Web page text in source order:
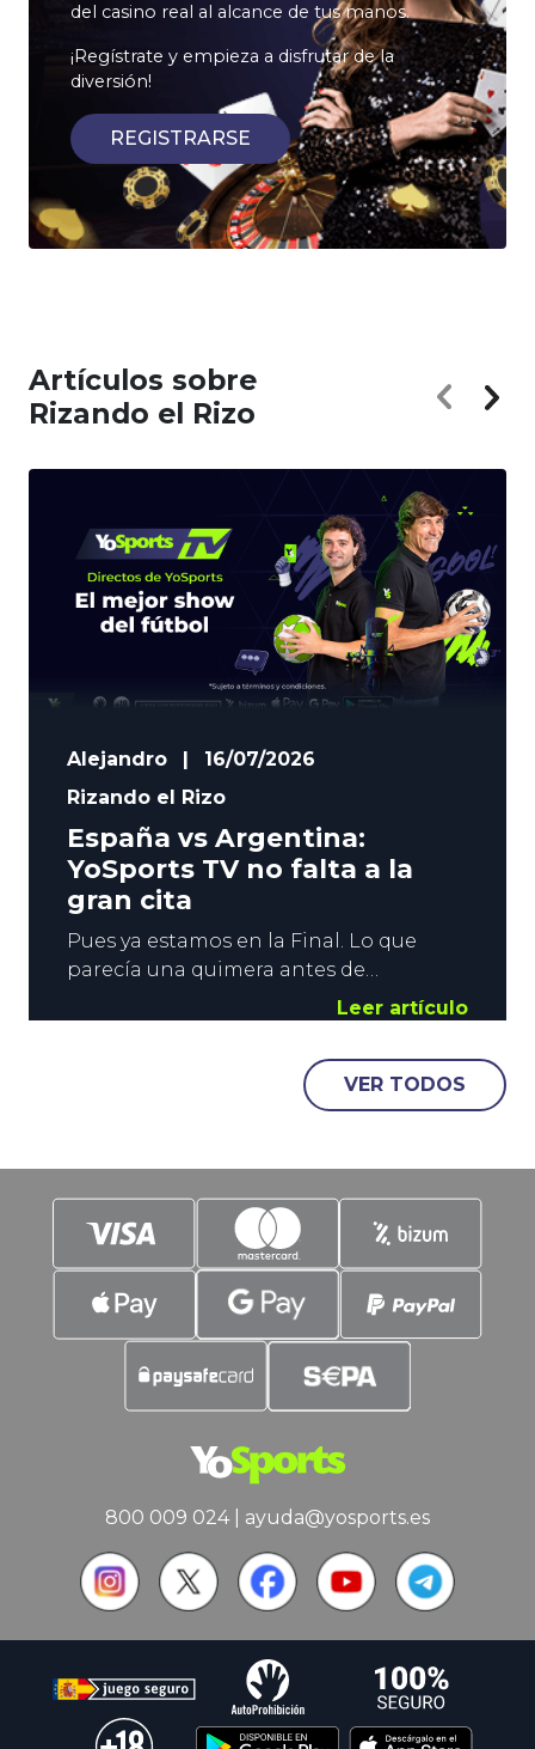
del casino real al alcance de tus manos.
¡Regístrate y empieza a disfrutar de la
diversión!
REGISTRARSE
Artículos sobre
Rizando el Rizo
Alejandro |
16/07/2026
Rizando el Rizo
España vs Argentina:
YoSports TV no falta a la
gran cita
Pues ya estamos en la Final. Lo que
parecía una quimera antes de
comenzar el campeonato, y casi un
imposible tras el debut ante Cabo
Verde, ha llegado. La Roja se mide a
Argentina este domingo. La Campeona
de Europa, contra la Campeona de
pero que se jugará.
Leer artículo
VER TODOS
800 009 024| ayuda@yosports.es